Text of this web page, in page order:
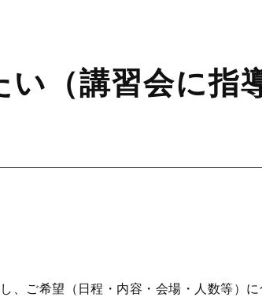
い（講習会に指
、ご希望（日程・内容・会場・人数等）